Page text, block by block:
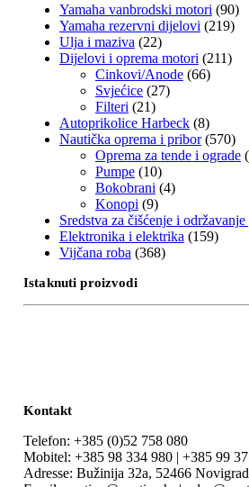
Yamaha vanbrodski motori (90)
Yamaha rezervni dijelovi (219)
Ulja i maziva (22)
Dijelovi i oprema motori (211)
Cinkovi/Anode (66)
Svjećice (27)
Filteri (21)
Autoprikolice Harbeck (8)
Nautička oprema i pribor (570)
Oprema za tende i ograde
Pumpe (10)
Bokobrani (4)
Konopi (9)
Sredstva za čišćenje i
Elektronika i elektrika (159)
Vijčana roba (368)
Istaknuti proizvodi
Kontakt
Telefon: +385 (0)52 758 080
Mobitel: +385 98 334 980 | +385 99
Adresse: Bužinija 32a, 52466